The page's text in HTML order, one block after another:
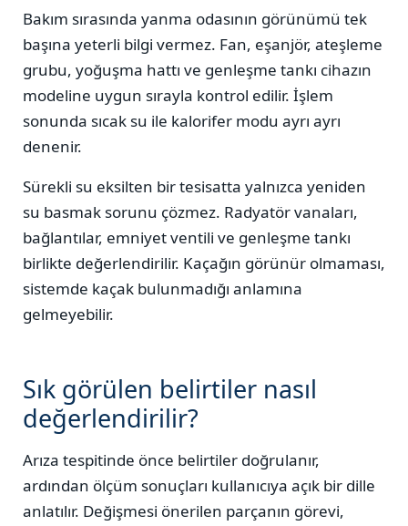
Bakım sırasında yanma odasının görünümü tek
başına yeterli bilgi vermez. Fan, eşanjör, ateşleme
grubu, yoğuşma hattı ve genleşme tankı cihazın
modeline uygun sırayla kontrol edilir. İşlem
sonunda sıcak su ile kalorifer modu ayrı ayrı
denenir.
Sürekli su eksilten bir tesisatta yalnızca yeniden
su basmak sorunu çözmez. Radyatör vanaları,
bağlantılar, emniyet ventili ve genleşme tankı
birlikte değerlendirilir. Kaçağın görünür olmaması,
sistemde kaçak bulunmadığı anlamına
gelmeyebilir.
Sık görülen belirtiler nasıl
değerlendirilir?
Arıza tespitinde önce belirtiler doğrulanır,
ardından ölçüm sonuçları kullanıcıya açık bir dille
anlatılır. Değişmesi önerilen parçanın görevi,